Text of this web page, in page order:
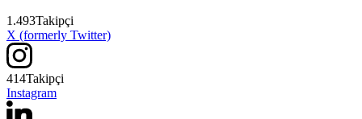
1.493Takipçi
X (formerly Twitter)
414Takipçi
Instagram